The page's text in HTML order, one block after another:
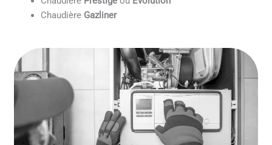
Chaudière Gazliner